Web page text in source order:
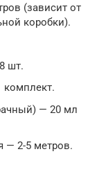
(зависит от
коробки).
шт.
комплект.
— 20 мл
— 2-5 метров.